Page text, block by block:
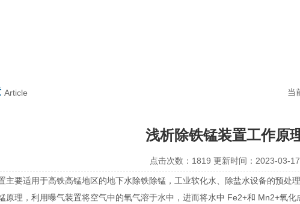
Article 当
浅析除铁锰装置工作原
点击次数：1819 更新时间：2023-03-17
主要适用于高铁高锰地区的地下水除铁除锰，工业软化水、除盐水设备的预处
原理，利用曝气装置将空气中的氧气溶于水中，进而将水中 Fe2+和 Mn2+氧